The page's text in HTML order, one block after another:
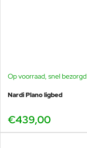
Op voorraad, snel bezorgd
Nardi Plano ligbed
€439,00